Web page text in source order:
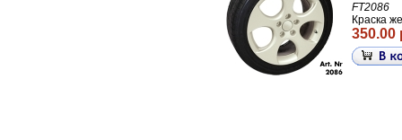
FT2086
Краска
350.00